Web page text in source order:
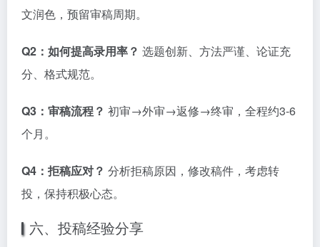
文润色，预留审稿周期。
Q2：如何提高录用率？ 选题创新、方法严谨、论证充
分、格式规范。
Q3：审稿流程？ 初审→外审→返修→终审，全程约3-6
个月。
Q4：拒稿应对？ 分析拒稿原因，修改稿件，考虑转
投，保持积极心态。
六、投稿经验分享